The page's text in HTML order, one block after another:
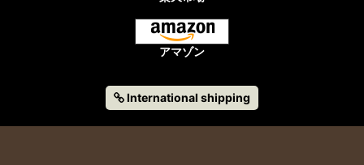
アマゾン
International shipping